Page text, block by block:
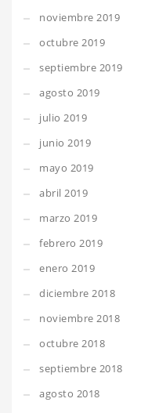
noviembre 2019
octubre 2019
septiembre 2019
agosto 2019
julio 2019
junio 2019
mayo 2019
abril 2019
marzo 2019
febrero 2019
enero 2019
diciembre 2018
noviembre 2018
octubre 2018
septiembre 2018
agosto 2018